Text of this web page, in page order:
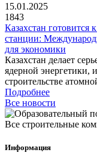
15.01.2025
1843
Казахстан готовится
станции:
для экономики
Казахстан делает
ядерной энергетики,
строительстве
Подробнее
Все новости
Все строительные
Информация